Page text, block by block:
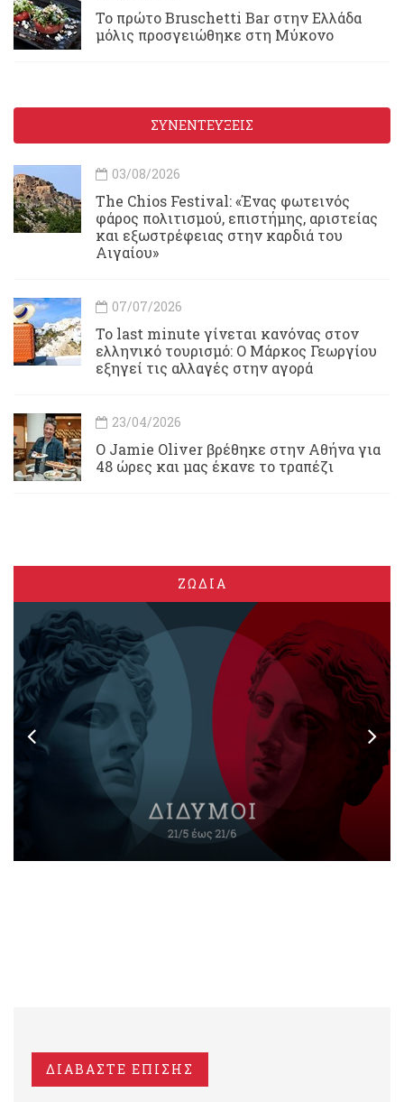
Το πρώτο Bruschetti Bar στην Ελλάδα
μόλις προσγειώθηκε στη Μύκονο
ΣΥΝΕΝΤΕΥΞΕΙΣ
03/08/2026
Τhe Chios Festival: «Ένας φωτεινός
φάρος πολιτισμού, επιστήμης, αριστείας
και εξωστρέφειας στην καρδιά του
Αιγαίου»
07/07/2026
Το last minute γίνεται κανόνας στον
ελληνικό τουρισμό: Ο Μάρκος Γεωργίου
εξηγεί τις αλλαγές στην αγορά
23/04/2026
Ο Jamie Oliver βρέθηκε στην Αθήνα για
48 ώρες και μας έκανε το τραπέζι
ΖΩΔΙΑ
ΔΙΑΒΑΣΤΕ ΕΠΙΣΗΣ